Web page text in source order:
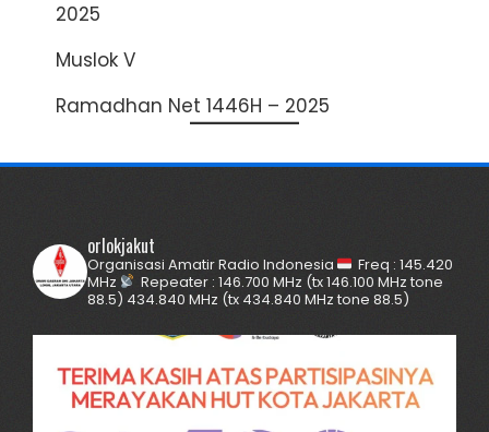
2025
Muslok V
Ramadhan Net 1446H – 2025
orlokjakut
Organisasi Amatir Radio Indonesia
Freq : 145.420
MHz
Repeater : 146.700 MHz (tx 146.100 MHz tone
88.5) 434.840 MHz (tx 434.840 MHz tone 88.5)